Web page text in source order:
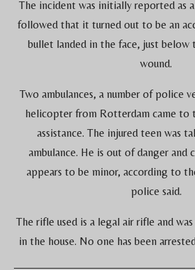
The incident was initially reported as
followed that it turned out to be an
bullet landed in the face, just below
wound.
Two ambulances, a number of police
helicopter from Rotterdam came to
assistance. The injured teen was
ambulance. He is out of danger and
appears to be minor, according to
police said.
The rifle used is a legal air rifle and
in the house. No one has been